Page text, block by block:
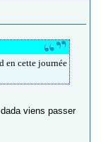
en cette journée
viens passer